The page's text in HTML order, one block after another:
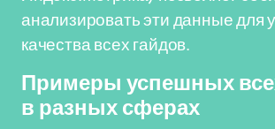
анализировать эти данные для
качества всех гайдов.
Примеры успешных
в разных сферах